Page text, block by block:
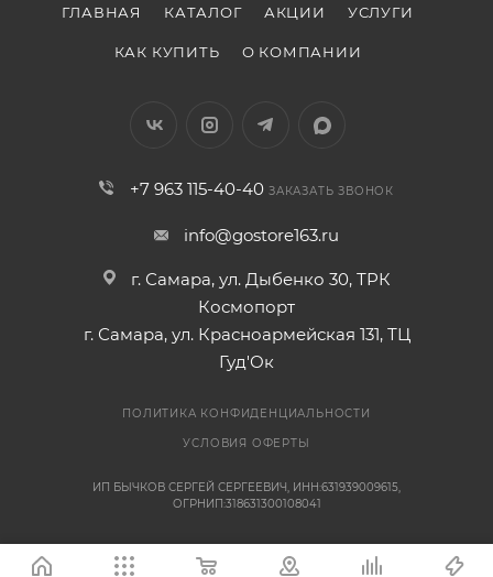
ГЛАВНАЯ КАТАЛОГ АКЦИИ УСЛУГИ
КАК КУПИТЬ О КОМПАНИИ
+7 963 115-40-40 ЗАКАЗАТЬ ЗВОНОК
info@gostore163.ru
г. Самара, ул. Дыбенко 30, ТРК
Космопорт
г. Самара, ул. Красноармейская 131, ТЦ
Гуд'Ок
ПОЛИТИКА КОНФИДЕНЦИАЛЬНОСТИ
УСЛОВИЯ ОФЕРТЫ
ИП БЫЧКОВ СЕРГЕЙ СЕРГЕЕВИЧ, ИНН:631939009615,
ОГРНИП:318631300108041